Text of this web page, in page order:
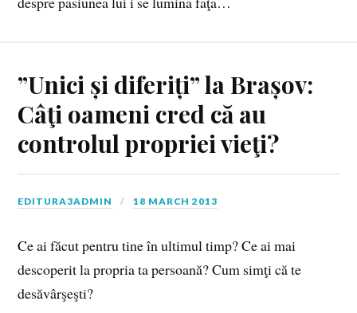
”Unici și diferiți” la Brașov:
Câţi oameni cred că au
controlul propriei vieţi?
EDITURA3ADMIN 18 MARCH 2013
Ce ai făcut pentru tine în ultimul timp? Ce ai mai
descoperit la propria ta persoană? Cum simţi că te
desăvârşeşti?